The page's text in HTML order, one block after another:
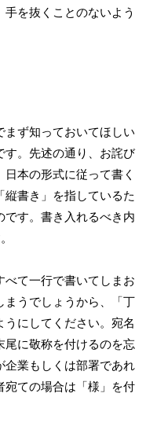
を抜くことのないよう
ず知っておいてほしい
す。先述の通り、お詫び
本の形式に従って書く
書き」を指しているた
す。書き入れるべき内
て一行で書いてしまお
まうでしょうから、「丁
にしてください。宛名
尾に敬称を付けるのを忘
企業もしくは部署であれ
宛ての場合は「様」を付